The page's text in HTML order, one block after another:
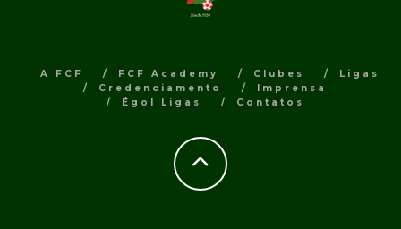
A FCF FCF Academy Clubes
Ligas
Credenciamento
Imprensa
Égol Ligas
Contatos